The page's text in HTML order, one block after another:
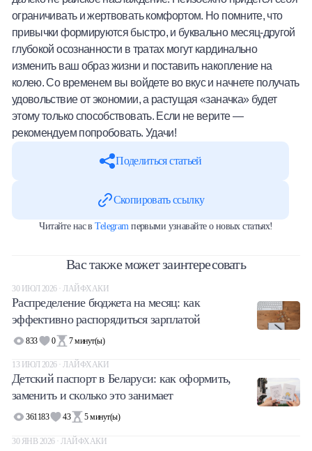
ограничивать и жертвовать комфортом. Но помните, что
привычки формируются быстро, и буквально месяц-другой
глубокой осознанности в тратах могут кардинально
изменить ваш образ жизни и поставить накопление на
колею. Со временем вы войдете во вкус и начнете получать
удовольствие от экономии, а растущая «заначка» будет
этому только способствовать. Если не верите —
рекомендуем попробовать. Удачи!
Поделиться статьей
Скопировать ссылку
Читайте нас вTelegram первыми узнавайте о новых статьях!
Вас также может заинтересовать
30 ИЮЛ 2026 · ЛАЙФХАКИ
Распределение бюджета на месяц: как
эффективно распорядиться зарплатой
833 0 7минут(ы)
13 ИЮЛ 2026 · ЛАЙФХАКИ
Детский паспорт в Беларуси: как оформить,
заменить и сколько это занимает
361183 43 5минут(ы)
30 ЯНВ 2026 · ЛАЙФХАКИ